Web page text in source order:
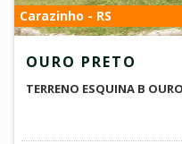
Carazinho - RS
OURO PRETO
TERRENO ESQUINA B